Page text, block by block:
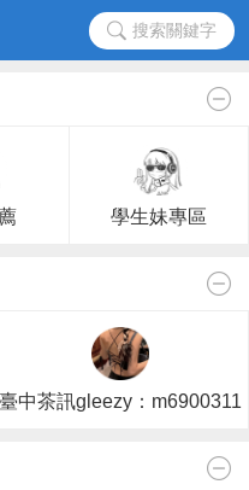
搜索關鍵字
學生妹專區
臺中茶訊gleezy：m6900311